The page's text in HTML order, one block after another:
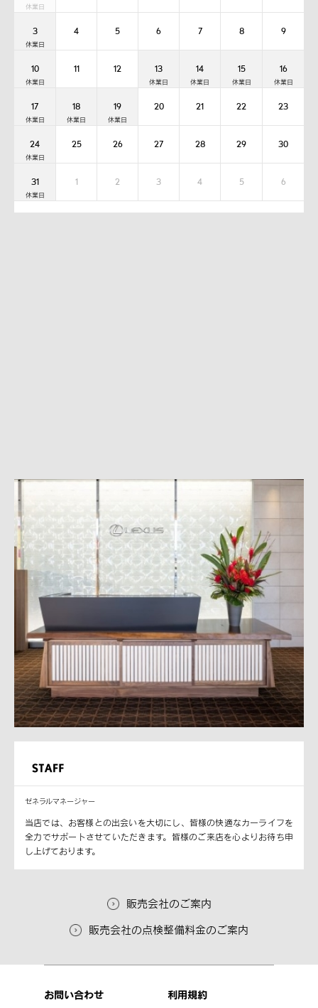
3 4 5 6 7 8 9
10 11 12 13 14 15 16
17 18 19 20 21 22 23
24 25 26 27 28 29 30
31 1 2 3 4 5 6
ゼネラルマネージャー
当店では、お客様との出会いを大切にし、皆様の快適なカーライフを
全力でサポートさせていただきます。皆様のご来店を心よりお待ち申
し上げております。
販売会社のご案内
販売会社の点検整備料金のご案内
お問い合わせ 利用規約